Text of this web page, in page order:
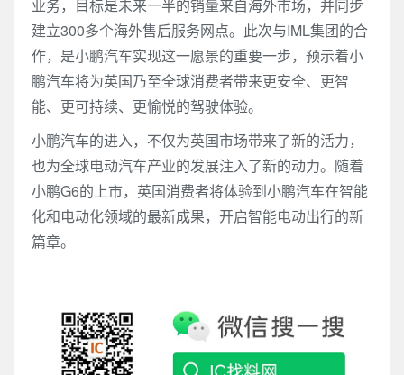
业务，目标是未来一半的销量来自海外市场，并同步
建立300多个海外售后服务网点。此次与IML集团的合
作，是小鹏汽车实现这一愿景的重要一步，预示着小
鹏汽车将为英国乃至全球消费者带来更安全、更智
能、更可持续、更愉悦的驾驶体验。
小鹏汽车的进入，不仅为英国市场带来了新的活力，
也为全球电动汽车产业的发展注入了新的动力。随着
小鹏G6的上市，英国消费者将体验到小鹏汽车在智能
化和电动化领域的最新成果，开启智能电动出行的新
篇章。